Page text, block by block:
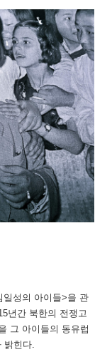
일성의 아이들>을 관
년간 북한의 전쟁고
그 아이들의 동유럽
밝힌다.